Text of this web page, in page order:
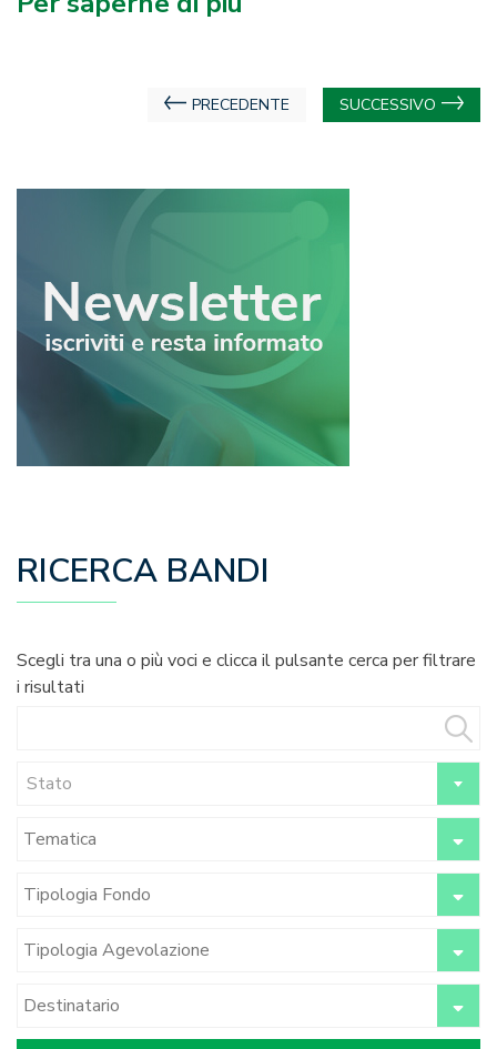
Navigazione
PRECEDENTE SUCCESSIVO
RICERCA BANDI
Scegli tra una o più voci e clicca il pulsante cerca per filtrare
i risultati
Stato